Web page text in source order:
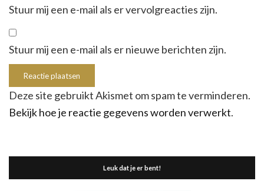
Stuur mij een e-mail als er vervolgreacties zijn.
Stuur mij een e-mail als er nieuwe berichten zijn.
Deze site gebruikt Akismet om spam te verminderen.
Bekijk hoe je reactie gegevens worden verwerkt.
Leuk dat je er bent!